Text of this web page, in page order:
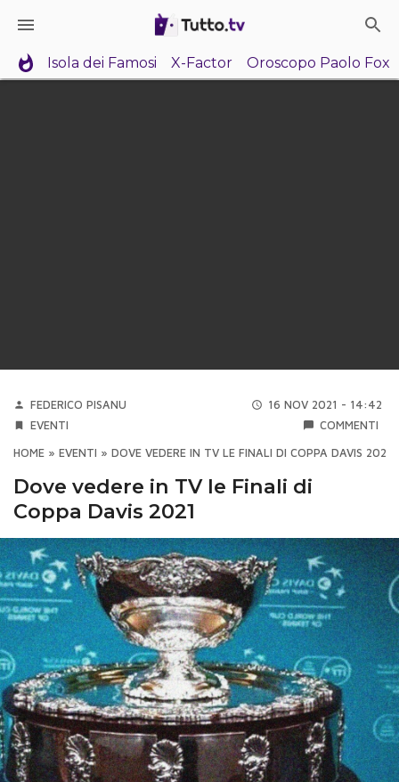
Isola dei Famosi X-Factor Oroscopo Paolo Fox
FEDERICO PISANU
16 NOV 2021 - 14:42
EVENTI
COMMENTI
HOME » EVENTI » DOVE VEDERE IN TV LE FINALI DI COPPA DAVIS 2021
Dove vedere in TV le Finali di
Coppa Davis 2021